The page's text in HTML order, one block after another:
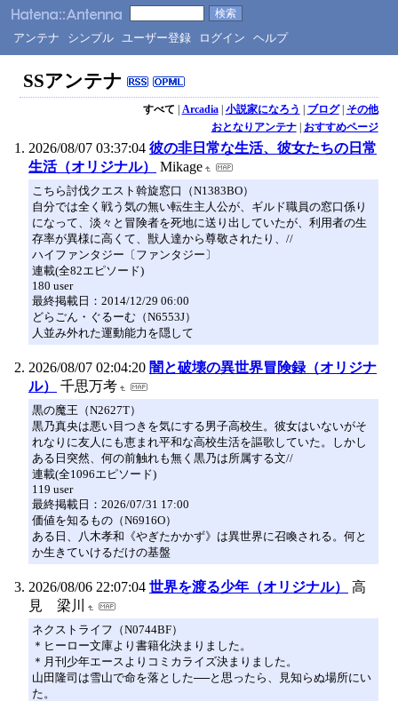
アンテナ シンプル ユーザー登録 ログイン ヘルプ
SSアンテナ
すべて | Arcadia| 小説家になろう | ブログ| その他
おとなりアンテナ| おすすめページ
2026/08/07 03:37:04 彼の非日常な生活、彼女たちの日常
生活（オリジナル）
Mikage
こちら討伐クエスト斡旋窓口（N1383BO）
自分では全く戦う気の無い転生主人公が、ギルド職員の窓口係り
になって、淡々と冒険者を死地に送り出していたが、利用者の生
存率が異様に高くて、獣人達から尊敬されたり、//
ハイファンタジー〔ファンタジー〕
連載(全82エピソード)
180 user
最終掲載日：2014/12/29 06:00
どらごん・ぐるーむ（N6553J）
人並み外れた運動能力を隠して
2026/08/07 02:04:20 闇と破壊の異世界冒険録（オリジナ
ル）
千思万考
黒の魔王（N2627T）
黒乃真央は悪い目つきを気にする男子高校生。彼女はいないがそ
れなりに友人にも恵まれ平和な高校生活を謳歌していた。しかし
ある日突然、何の前触れも無く黒乃は所属する文//
連載(全1096エピソード)
119 user
最終掲載日：2026/07/31 17:00
価値を知るもの（N6916O）
ある日、八木孝和《やぎたかかず》は異世界に召喚される。何と
か生きていけるだけの基盤
2026/08/06 22:07:04 世界を渡る少年（オリジナル）
高
見 梁川
ネクストライフ（N0744BF）
＊ヒーロー文庫より書籍化決まりました。
＊月刊少年エースよりコミカライズ決まりました。
山田隆司は雪山で命を落とした──と思ったら、見知らぬ場所にい
た。